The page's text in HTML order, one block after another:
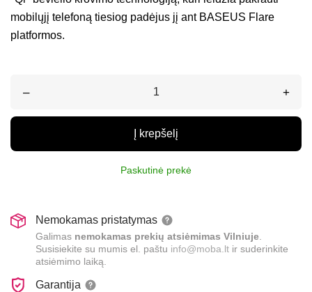
mobilųjį telefoną tiesiog padėjus jį ant BASEUS Flare
platformos.
– +
Į krepšelį
Paskutinė prekė
Nemokamas pristatymas
Galimas nemokamas prekių atsiėmimas Vilniuje
Susisiekite su mumis el. paštu info@moba.lt ir suderinkite
atsiėmimo laiką.
Garantija